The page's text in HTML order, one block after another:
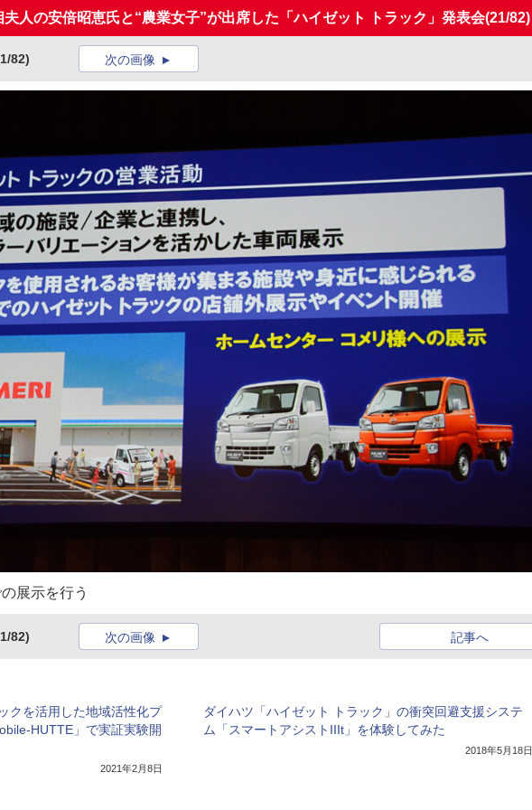
夫人の安倍昭恵氏と“農業女子”が出席した「ハイゼット トラック」発表会(21/82)
82) 次の画像
展示を行う
82) 記事へ
次の画像
クを活用した地域活性化プ
HUTTE」で実証実験開
2021年2月8日
ダイハツ「ハイゼット トラック」の衝突回避支援システ
ム「スマートアシストIIIt」を体験してみた
2018年5月18日